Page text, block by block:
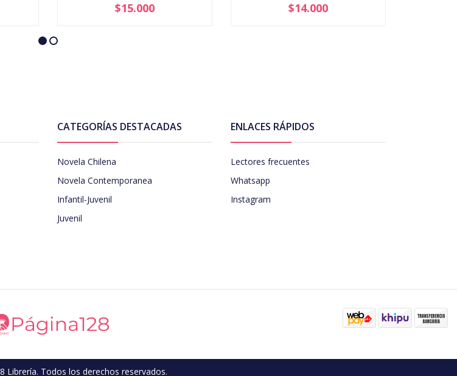
+
$15.000 +
$14.000
CATEGORÍAS DESTACADAS
Novela Chilena
Novela Contemporanea
Infantil-Juvenil
Juvenil
ENLACES RÁPIDOS
Lectores frecuentes
Whatsapp
Instagram
Librería. Todos los derechos reservados.